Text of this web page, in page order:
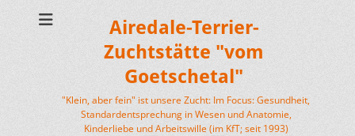
Airedale-Terrier-
Zuchtstätte "vom
Goetschetal"
"Klein, aber fein" ist unsere Zucht: Im Focus: Gesundheit,
Standardentsprechung in Wesen und Anatomie,
Kinderliebe und Arbeitswille (im KfT; seit 1993)